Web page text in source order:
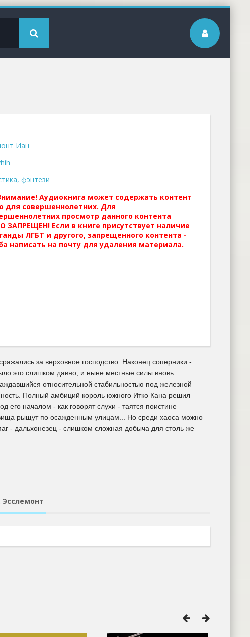
Иан
фэнтези
Аудиокнига может содержать контент
для совершеннолетних. Для
просмотр данного контента
ЗАПРЕЩЕН! Если в книге присутствует наличие
ЛГБТ и другого, запрещенного контента -
написать на почту для удаления материала.
за верховное господство. Наконец соперники -
это слишком давно, и ныне местные силы вновь
относительной стабильностью под железной
Полный амбиций король южного Итко Кана решил
его началом - как говорят слухи - таятся поистине
рыщут по осажденным улицам... Но среди хаоса можно
- дальхонезец - слишком сложная добыча для столь же